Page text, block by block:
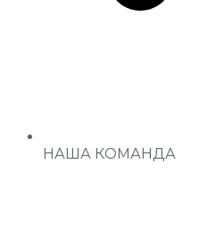
НАША КОМАНДА